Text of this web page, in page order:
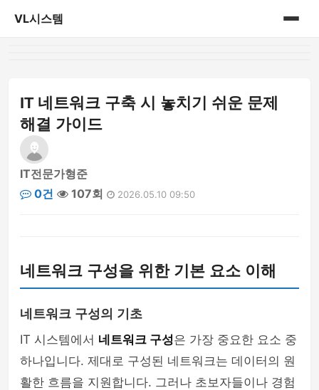
VL시스템
IT 네트워크 구축 시 놓치기 쉬운 문제
해결 가이드
IT전문가형준
0건
107회 2026.05.10 09:50
네트워크 구성을 위한 기본 요소 이해
네트워크 구성의 기초
IT 시스템에서 네트워크 구성은 가장 중요한 요소 중
하나입니다. 제대로 구성된 네트워크는 데이터의 원
활한 흐름을 지원합니다. 그러나 초보자들이나 경험